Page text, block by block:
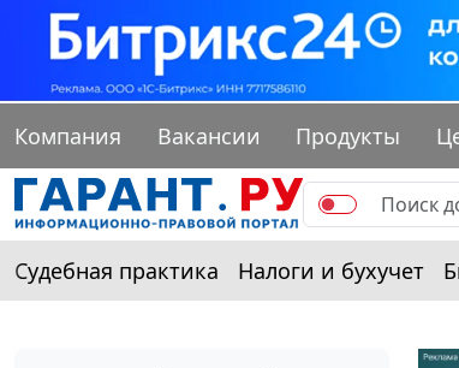
Компания Вакансии Продукты
Судебная практика Налоги и бухучет